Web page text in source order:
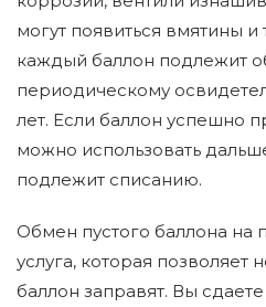
могут появиться вмятины
каждый баллон подлежит
периодическому
лет. Если баллон успешно
можно использовать
подлежит списанию.
Обмен пустого баллона на
услуга, которая позволяет
баллон заправят. Вы